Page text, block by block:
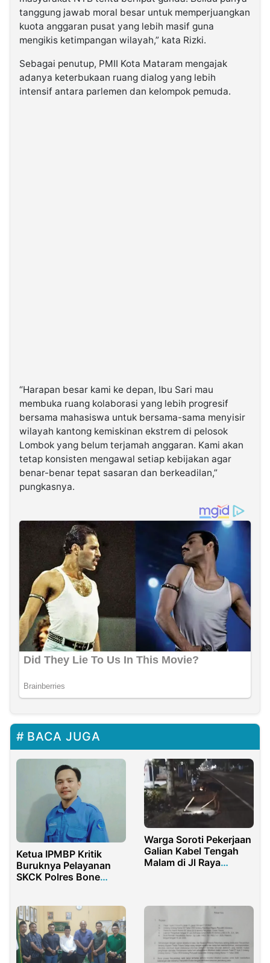
tanggung jawab moral besar untuk memperjuangkan
kuota anggaran pusat yang lebih masif guna
mengikis ketimpangan wilayah,” kata Rizki.
Sebagai penutup, PMII Kota Mataram mengajak
adanya keterbukaan ruang dialog yang lebih
intensif antara parlemen dan kelompok pemuda.
“Harapan besar kami ke depan, Ibu Sari mau
membuka ruang kolaborasi yang lebih progresif
bersama mahasiswa untuk bersama-sama menyisir
wilayah kantong kemiskinan ekstrem di pelosok
Lombok yang belum terjamah anggaran. Kami akan
tetap konsisten mengawal setiap kebijakan agar
benar-benar tepat sasaran dan berkeadilan,”
pungkasnya.
BACA JUGA
Ketua IPMBP Kritik
Buruknya Pelayanan
SKCK Polres Bone
Warga Soroti Pekerjaan
Galian Kabel Tengah
Malam di Jl Raya